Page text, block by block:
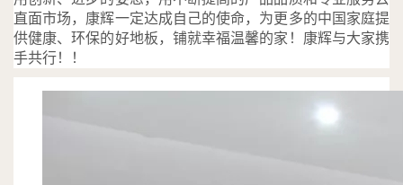
直面市场，康辉一定达成自己的使命，为更多的中国家庭提
供健康、环保的好地板，铺就幸福温馨的家！康辉与大家携
手共行！！